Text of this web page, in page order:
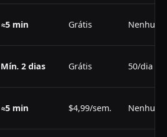
≈5 min Grátis Nenhum
Mín. 2 dias Grátis 50/dia
≈5 min $4,99/sem. Nenhum